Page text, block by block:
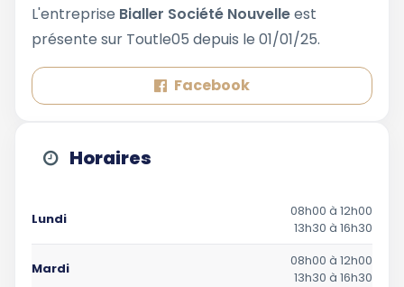
L'entreprise Bialler Société Nouvelleest
présente sur Toutle05 depuis le 01/01/25.
Facebook
Horaires
Lundi
08h00 à 12h00
13h30 à 16h30
Mardi
08h00 à 12h00
13h30 à 16h30